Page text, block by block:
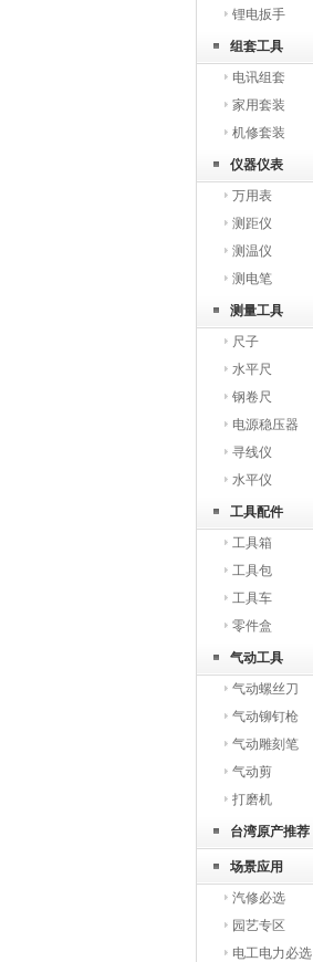
锂电扳手
组套工具
电讯组套
家用套装
机修套装
仪器仪表
万用表
测距仪
测温仪
测电笔
测量工具
尺子
水平尺
钢卷尺
电源稳压器
寻线仪
水平仪
工具配件
工具箱
工具包
工具车
零件盒
气动工具
气动螺丝刀
气动铆钉枪
气动雕刻笔
气动剪
打磨机
台湾原产推荐
场景应用
汽修必选
园艺专区
电工电力必选